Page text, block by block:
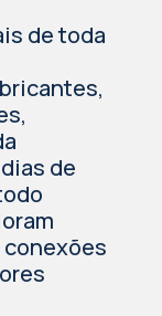
de toda
de